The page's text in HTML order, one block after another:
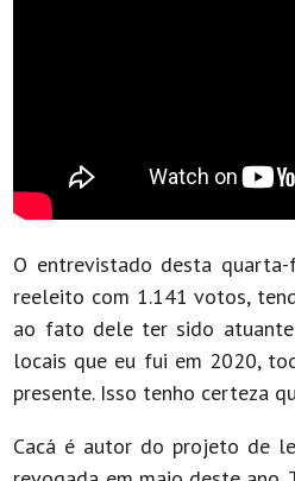
O entrevistado desta
reeleito com 1.141 votos,
ao fato dele ter sido
locais que eu fui em 2020,
presente. Isso tenho certeza
Cacá é autor do projeto de